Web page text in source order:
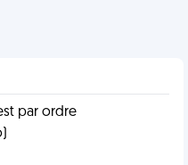
par ordre